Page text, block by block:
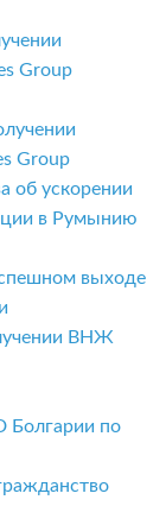
Group
Group
об ускорении
в Румынию
выходе
ВНЖ
Болгарии по